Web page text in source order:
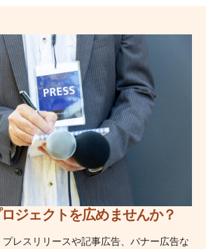
ジェクトを広めませんか？
レスリリースや記事広告、バナー広告な